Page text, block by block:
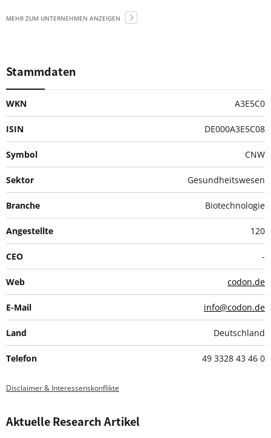
MEHR ZUM UNTERNEHMEN ANZEIGEN
Stammdaten
WKN A3E5C0
ISIN DE000A3E5C08
Symbol CNW
Sektor Gesundheitswesen
Branche Biotechnologie
Angestellte 120
CEO -
Web codon.de
E-Mail info@codon.de
Land Deutschland
Telefon 49 3328 43 46 0
Disclaimer & Interessenskonflikte
Aktuelle Research Artikel